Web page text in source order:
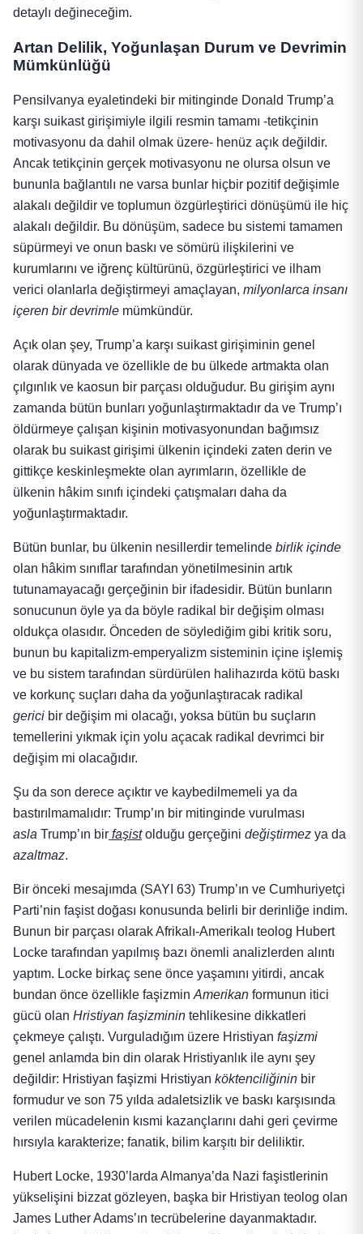
detaylı değineceğim.
Artan Delilik, Yoğunlaşan Durum ve Devrimin
Mümkünlüğü
Pensilvanya eyaletindeki bir mitinginde Donald Trump’a
karşı suikast girişimiyle ilgili resmin tamamı -tetikçinin
motivasyonu da dahil olmak üzere- henüz açık değildir.
Ancak tetikçinin gerçek motivasyonu ne olursa olsun ve
bununla bağlantılı ne varsa bunlar hiçbir pozitif değişimle
alakalı değildir ve toplumun özgürleştirici dönüşümü ile hiç
alakalı değildir. Bu dönüşüm, sadece bu sistemi tamamen
süpürmeyi ve onun baskı ve sömürü ilişkilerini ve
kurumlarını ve iğrenç kültürünü, özgürleştirici ve ilham
verici olanlarla değiştirmeyi amaçlayan, milyonlarca insanı
içeren bir devrimle mümkündür.
Açık olan şey, Trump’a karşı suikast girişiminin genel
olarak dünyada ve özellikle de bu ülkede artmakta olan
çılgınlık ve kaosun bir parçası olduğudur. Bu girişim aynı
zamanda bütün bunları yoğunlaştırmaktadır da ve Trump’ı
öldürmeye çalışan kişinin motivasyonundan bağımsız
olarak bu suikast girişimi ülkenin içindeki zaten derin ve
gittikçe keskinleşmekte olan ayrımların, özellikle de
ülkenin hâkim sınıfı içindeki çatışmaları daha da
yoğunlaştırmaktadır.
Bütün bunlar, bu ülkenin nesillerdir temelinde birlik içinde
olan hâkim sınıflar tarafından yönetilmesinin artık
tutunamayacağı gerçeğinin bir ifadesidir. Bütün bunların
sonucunun öyle ya da böyle radikal bir değişim olması
oldukça olasıdır. Önceden de söylediğim gibi kritik soru,
bunun bu kapitalizm-emperyalizm sisteminin içine işlemiş
ve bu sistem tarafından sürdürülen halihazırda kötü baskı
ve korkunç suçları daha da yoğunlaştıracak radikal
gerici bir değişim mi olacağı, yoksa bütün bu suçların
temellerini yıkmak için yolu açacak radikal devrimci bir
değişim mi olacağıdır.
Şu da son derece açıktır ve kaybedilmemeli ya da
bastırılmamalıdır: Trump’ın bir mitinginde vurulması
asla Trump’ın bir faşistolduğu gerçeğini değiştirmez ya da
azaltmaz.
Bir önceki mesajımda (SAYI 63) Trump’ın ve Cumhuriyetçi
Parti’nin faşist doğası konusunda belirli bir derinliğe indim.
Bunun bir parçası olarak Afrikalı-Amerikalı teolog Hubert
Locke tarafından yapılmış bazı önemli analizlerden alıntı
yaptım. Locke birkaç sene önce yaşamını yitirdi, ancak
bundan önce özellikle faşizmin Amerikan formunun itici
gücü olan Hristiyan faşizminin tehlikesine dikkatleri
çekmeye çalıştı. Vurguladığım üzere Hristiyan faşizmi
genel anlamda bin din olarak Hristiyanlık ile aynı şey
değildir: Hristiyan faşizmi Hristiyan köktenciliğinin bir
formudur ve son 75 yılda adaletsizlik ve baskı karşısında
verilen mücadelenin kısmi kazançlarını dahi geri çevirme
hırsıyla karakterize; fanatik, bilim karşıtı bir deliliktir.
Hubert Locke, 1930’larda Almanya’da Nazi faşistlerinin
yükselişini bizzat gözleyen, başka bir Hristiyan teolog olan
James Luther Adams’ın tecrübelerine dayanmaktadır.